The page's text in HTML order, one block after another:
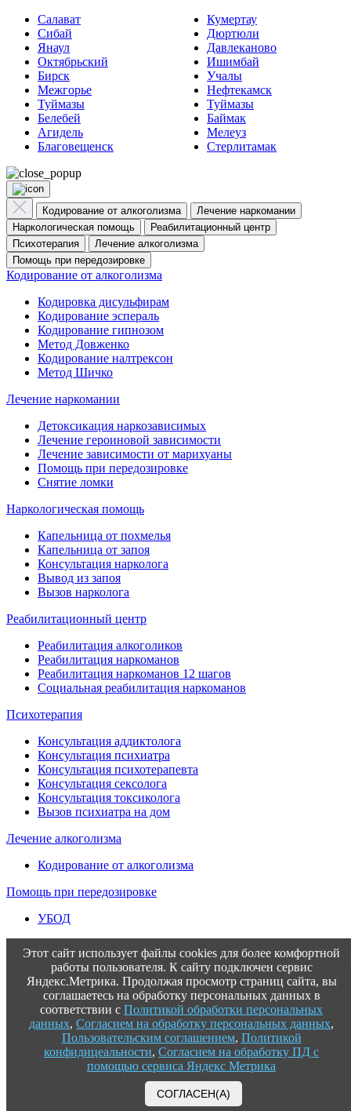
Салават
Кумертау
Сибай
Дюртюли
Янаул
Давлеканово
Октябрьский
Ишимбай
Бирск
Учалы
Межгорье
Нефтекамск
Туймазы
Туймазы
Белебей
Баймак
Агидель
Мелеуз
Благовещенск
Стерлитамак
Кодирование от алкоголизма
Лечение наркомании
Наркологическая помощь
Реабилитационный центр
Психотерапия
Лечение алкоголизма
Помощь при передозировке
Кодирование от алкоголизма
Кодировка дисульфирам
Кодирование эспераль
Кодирование гипнозом
Метод Довженко
Кодирование налтрексон
Метод Шичко
Лечение наркомании
Детоксикация наркозависимых
Лечение героиновой зависимости
Лечение зависимости от марихуаны
Помощь при передозировке
Снятие ломки
Наркологическая помощь
Капельница от похмелья
Капельница от запоя
Консультация нарколога
Вывод из запоя
Вызов нарколога
Реабилитационный центр
Реабилитация алкоголиков
Реабилитация наркоманов
Реабилитация наркоманов 12 шагов
Социальная реабилитация наркоманов
Психотерапия
Консультация аддиктолога
Консультация психиатра
Консультация психотерапевта
Консультация сексолога
Консультация токсиколога
Вызов психиатра на дом
Лечение алкоголизма
Кодирование от алкоголизма
Помощь при передозировке
УБОД
Этот сайт использует файлы cookies для более комфортной
работы пользователя. К сайту подключен сервис
Яндекс.Метрика. Продолжая просмотр страниц сайта, вы
соглашаетесь на обработку персональных данных в
соответствии с Политикой обработки персональных
данных, Согласием на обработку персональных данных,
Пользовательским соглашением, Политикой
конфидицеальности, Согласием на обработку ПД с
помощью сервиса Яндекс Метрика
СОГЛАСЕН(А)